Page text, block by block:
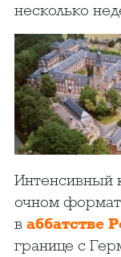
несколько
Интенсивный
очном
в аббатстве
границе с